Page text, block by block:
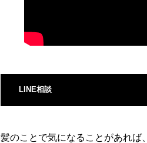
LINE相談
髪のことで気になることがあれば、